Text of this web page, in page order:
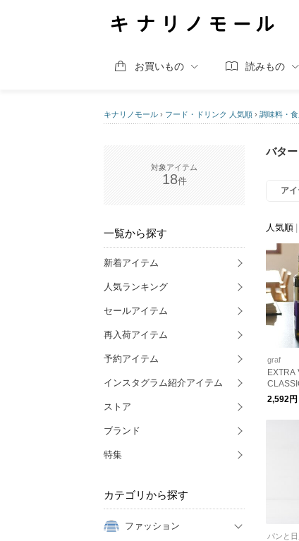
お買いもの 読みもの
キナリノモール › フード・ドリンク 人気順 › 調味料・
18
一覧から探す
新着アイテム
人気ランキング
セールアイテム
再入荷アイテム
予約アイテム
インスタグラム紹介アイテム
ストア
ブランド
特集
カテゴリから探す
ファッション
バタ
ア
人気順
graf
EXTRA
トラバ
ル｜
2,592円
パンと